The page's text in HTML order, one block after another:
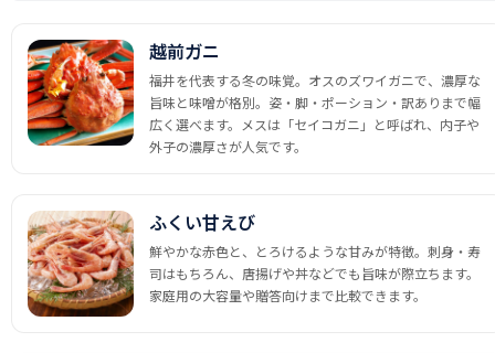
越前ガニ
福井を代表する冬の味覚。オスのズワイガニで、濃厚な
旨味と味噌が格別。姿・脚・ポーション・訳ありまで幅
広く選べます。メスは「セイコガニ」と呼ばれ、内子や
外子の濃厚さが人気です。
ふくい甘えび
鮮やかな赤色と、とろけるような甘みが特徴。刺身・寿
司はもちろん、唐揚げや丼などでも旨味が際立ちます。
家庭用の大容量や贈答向けまで比較できます。